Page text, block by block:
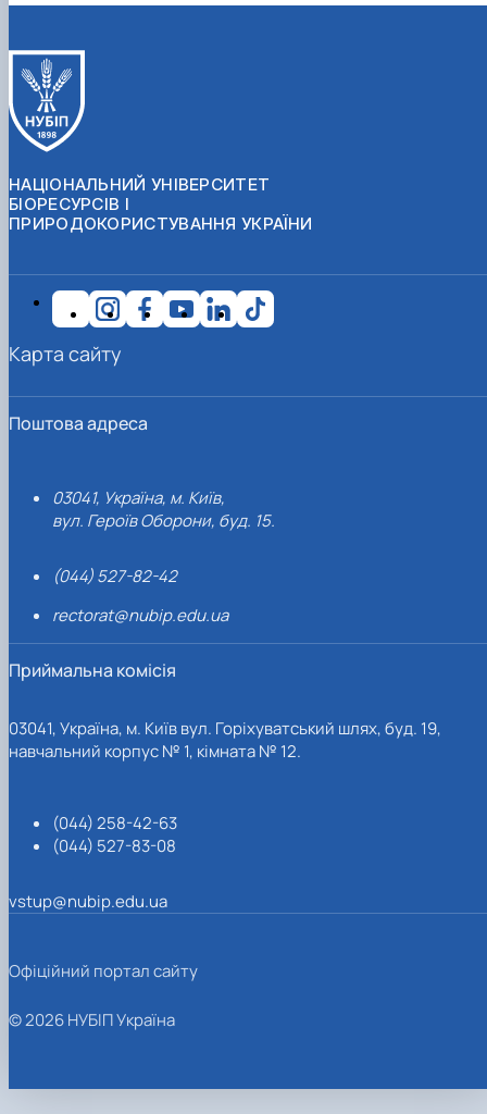
НАЦІОНАЛЬНИЙ УНІВЕРСИТЕТ
БІОРЕСУРСІВ І
ПРИРОДОКОРИСТУВАННЯ УКРАЇНИ
Поштова адреса
03041, Україна, м. Київ,
вул. Героїв Оборони, буд. 15.
(044) 527-82-42
rectorat@nubip.edu.ua
Приймальна комісія
03041, Україна, м. Київ вул. Горіхуватський шлях, буд. 19,
навчальний корпус № 1, кімната № 12.
(044) 258-42-63
(044) 527-83-08
vstup@nubip.edu.ua
Карта сайту
Офіційний портал сайту
© 2026 НУБІП Україна